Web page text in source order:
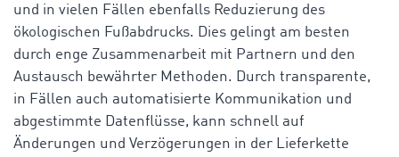
und in vielen Fällen ebenfalls Reduzierung des
ökologischen Fußabdrucks. Dies gelingt am besten
durch enge Zusammenarbeit mit Partnern und den
Austausch bewährter Methoden. Durch transparente,
in Fällen auch automatisierte Kommunikation und
abgestimmte Datenflüsse, kann schnell auf
Änderungen und Verzögerungen in der Lieferkette